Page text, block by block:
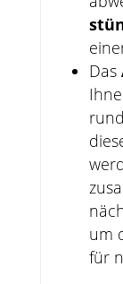
Das
um
für